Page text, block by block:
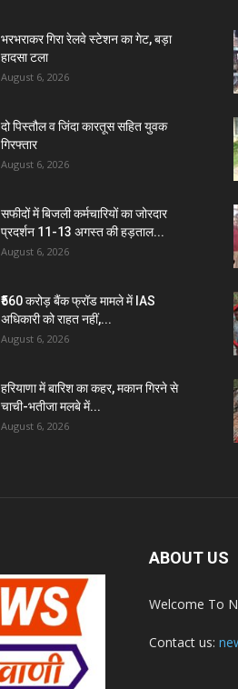
भरभराकर गिरा रेलवे स्टेशन का गेट, बड़ा
हादसा टला
August 6, 2026
दो पिस्तौल व जिंदा कारतूस सहित युवक
गिरफ्तार
August 6, 2026
सफीदों में बिजली कर्मचारियों का जोरदार
प्रदर्शन 11-13 अगस्त की हड़ताल...
August 6, 2026
₹560 करोड़ बैंक फ्रॉड मामले में IAS
अधिकारी को राहत नहीं,...
August 6, 2026
हरियाणा में बारिश का कहर, मकान गिरने से
चाची-भतीजा मलबे में...
August 6, 2026
ABOUT US
Welcome To
Contact us: